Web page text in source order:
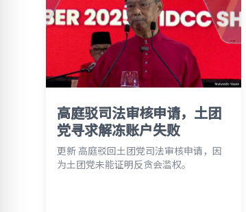
高庭驳司法审核申请，土团
党寻求解冻账户失败
更新 高庭驳回土团党司法审核申请，因
为土团党未能证明反贪会滥权。